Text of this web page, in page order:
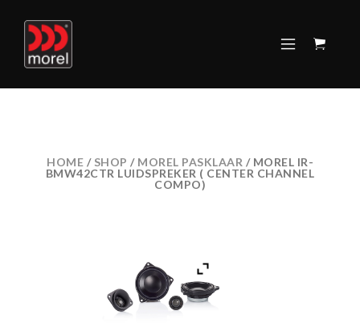
HOME / SHOP / MOREL PASKLAAR / MOREL IR-
BMW42CTR LUIDSPREKER ( CENTER CHANNEL
COMPO)